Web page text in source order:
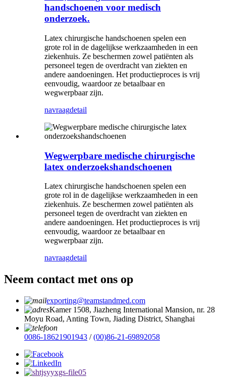
handschoenen voor medisch
onderzoek.
Latex chirurgische handschoenen spelen een
grote rol in de dagelijkse werkzaamheden in een
ziekenhuis. Ze beschermen zowel patiënten als
personeel tegen de overdracht van ziekten en
andere aandoeningen. Het productieproces is vrij
eenvoudig, waardoor ze betaalbaar en
wegwerpbaar zijn.
navraagdetail
Wegwerpbare medische chirurgische
latex onderzoekshandschoenen
Latex chirurgische handschoenen spelen een
grote rol in de dagelijkse werkzaamheden in een
ziekenhuis. Ze beschermen zowel patiënten als
personeel tegen de overdracht van ziekten en
andere aandoeningen. Het productieproces is vrij
eenvoudig, waardoor ze betaalbaar en
wegwerpbaar zijn.
navraagdetail
Neem contact met ons op
exporting@teamstandmed.com
Kamer 1508, Jiazheng International Mansion, nr. 28
Moyu Road, Anting Town, Jiading District, Shanghai
0086-18621901943 /(00)86-21-69892058